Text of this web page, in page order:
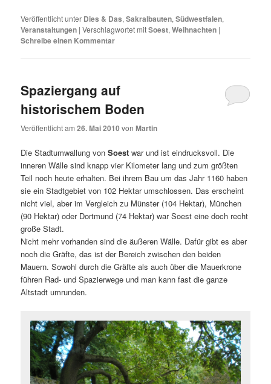
Veröffentlicht unter Dies & Das,Sakralbauten,Südwestfalen,
Veranstaltungen |Verschlagwortet mitSoest,Weihnachten |
Schreibe einen Kommentar
Spaziergang auf
historischem Boden
Veröffentlicht am26. Mai 2010 vonMartin
Die Stadtumwallung vonSoest war und ist eindrucksvoll. Die
inneren Wälle sind knapp vier Kilometer lang und zum größten
Teil noch heute erhalten. Bei ihrem Bau um das Jahr 1160 haben
sie ein Stadtgebiet von 102 Hektar umschlossen. Das erscheint
nicht viel, aber im Vergleich zu Münster (104 Hektar), München
(90 Hektar) oder Dortmund (74 Hektar) war Soest eine doch recht
große Stadt.
Nicht mehr vorhanden sind die äußeren Wälle. Dafür gibt es aber
noch die Gräfte, das ist der Bereich zwischen den beiden
Mauern. Sowohl durch die Gräfte als auch über die Mauerkrone
führen Rad- und Spazierwege und man kann fast die ganze
Altstadt umrunden.